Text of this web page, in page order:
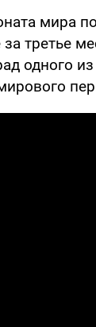
мира
третье
одного